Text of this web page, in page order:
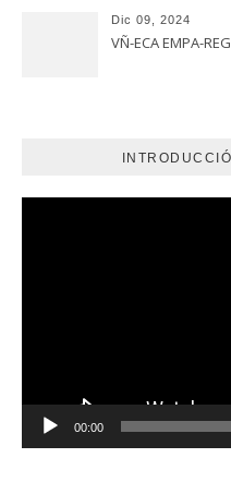
Dic 09, 2024
VÑ-ECA EMPA-REG
00:00